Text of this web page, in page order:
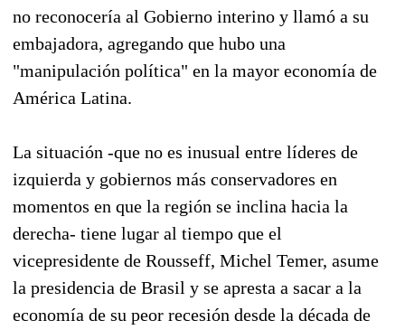
no reconocería al Gobierno interino y llamó a su
embajadora, agregando que hubo una
"manipulación política" en la mayor economía de
América Latina.
La situación -que no es inusual entre líderes de
izquierda y gobiernos más conservadores en
momentos en que la región se inclina hacia la
derecha- tiene lugar al tiempo que el
vicepresidente de Rousseff, Michel Temer, asume
la presidencia de Brasil y se apresta a sacar a la
economía de su peor recesión desde la década de